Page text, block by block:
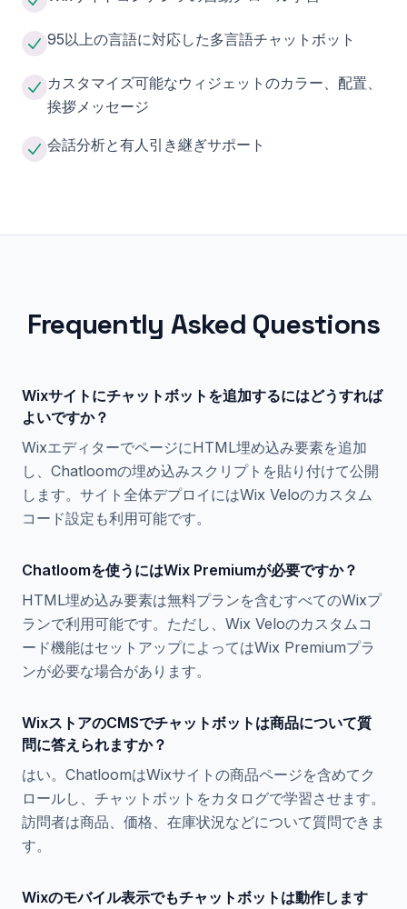
95以上の言語に対応した多言語チャットボット
カスタマイズ可能なウィジェットのカラー、配置、
挨拶メッセージ
会話分析と有人引き継ぎサポート
Frequently Asked Questions
Wixサイトにチャットボットを追加するにはどうすれば
よいですか？
WixエディターでページにHTML埋め込み要素を追加
し、Chatloomの埋め込みスクリプトを貼り付けて公開
します。サイト全体デプロイにはWix Veloのカスタム
コード設定も利用可能です。
Chatloomを使うにはWix Premiumが必要ですか？
HTML埋め込み要素は無料プランを含むすべてのWixプ
ランで利用可能です。ただし、Wix Veloのカスタムコ
ード機能はセットアップによってはWix Premiumプラ
ンが必要な場合があります。
WixストアのCMSでチャットボットは商品について質
問に答えられますか？
はい。ChatloomはWixサイトの商品ページを含めてク
ロールし、チャットボットをカタログで学習させます。
訪問者は商品、価格、在庫状況などについて質問できま
す。
Wixのモバイル表示でもチャットボットは動作します